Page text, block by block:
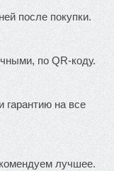
после покупки.
по QR-коду.
гарантию на все
лучшее.